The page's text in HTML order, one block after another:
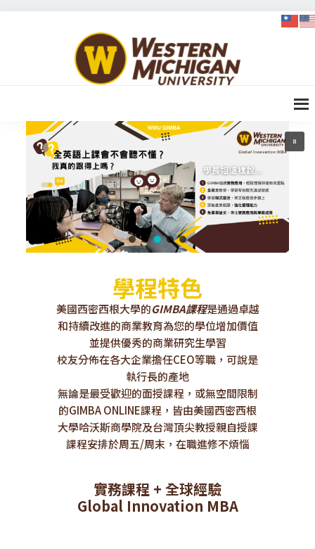
Skip
Skip
Skip
WMU-
GIMBA
全球創
新管理
學程特色
美國西密西根大學的GIMBA課程是通過卓越
和持續改進的商業教育為您的學位增加價值
並提供優秀的商業研究生學習
校友分佈在各大企業擔任CEO等職，可說是
執行長的產地
無論是最受歡迎的面授課程，或無空間限制
的GIMBA ONLINE課程，皆由美國西密西根
大學哈沃斯商學院及台灣頂尖教授親自授課
課程安排於周五/周末，在職進修不煩惱
實務課程 + 全球經驗
Global Innovation MBA